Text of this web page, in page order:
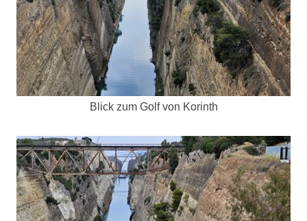
Blick zum Golf von Korinth